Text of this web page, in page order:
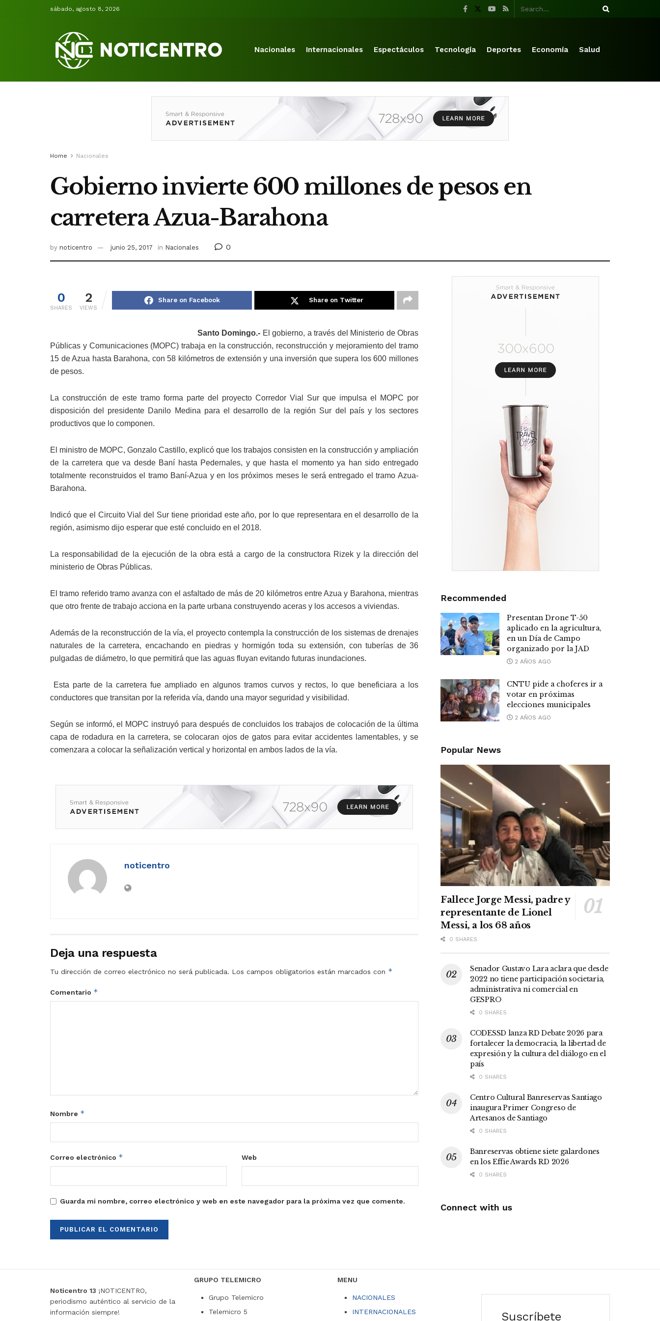
sábado, agosto 8, 2026
Nacionales Internacionales Espectáculos Tecnología Deportes Economía Salud
Home Nacionales
Gobierno invierte 600 millones de pesos en
carretera Azua-Barahona
by noticentro junio 25, 2017 in Nacionales 0
0
SHARES
2
VIEWS
Share on Facebook Share on Twitter
Santo Domingo.- El gobierno, a través del Ministerio de Obras
Públicas y Comunicaciones (MOPC) trabaja en la construcción, reconstrucción y mejoramiento del tramo
15 de Azua hasta Barahona, con 58 kilómetros de extensión y una inversión que supera los 600 millones
de pesos.
La construcción de este tramo forma parte del proyecto Corredor Vial Sur que impulsa el MOPC por
disposición del presidente Danilo Medina para el desarrollo de la región Sur del país y los sectores
productivos que lo componen.
El ministro de MOPC, Gonzalo Castillo, explicó que los trabajos consisten en la construcción y ampliación
de la carretera que va desde Baní hasta Pedernales, y que hasta el momento ya han sido entregado
totalmente reconstruidos el tramo Baní-Azua y en los próximos meses le será entregado el tramo Azua-
Barahona.
Indicó que el Circuito Vial del Sur tiene prioridad este año, por lo que representara en el desarrollo de la
región, asimismo dijo esperar que esté concluido en el 2018.
La responsabilidad de la ejecución de la obra está a cargo de la constructora Rizek y la dirección del
ministerio de Obras Públicas.
El tramo referido tramo avanza con el asfaltado de más de 20 kilómetros entre Azua y Barahona, mientras
que otro frente de trabajo acciona en la parte urbana construyendo aceras y los accesos a viviendas.
Además de la reconstrucción de la vía, el proyecto contempla la construcción de los sistemas de drenajes
naturales de la carretera, encachando en piedras y hormigón toda su extensión, con tuberías de 36
pulgadas de diámetro, lo que permitirá que las aguas fluyan evitando futuras inundaciones.
Esta parte de la carretera fue ampliado en algunos tramos curvos y rectos, lo que beneficiara a los
conductores que transitan por la referida vía, dando una mayor seguridad y visibilidad.
Según se informó, el MOPC instruyó para después de concluidos los trabajos de colocación de la última
capa de rodadura en la carretera, se colocaran ojos de gatos para evitar accidentes lamentables, y se
comenzara a colocar la señalización vertical y horizontal en ambos lados de la vía.
noticentro
Deja una respuesta
Tu dirección de correo electrónico no será publicada. Los campos obligatorios están marcados con *
Comentario *
Nombre *
Correo electrónico * Web
Guarda mi nombre, correo electrónico y web en este navegador para la próxima vez que comente.
Recommended
Presentan Drone T-50
aplicado en la agricultura,
en un Día de Campo
organizado por la JAD
2 AÑOS AGO
CNTU pide a choferes ir a
votar en próximas
elecciones municipales
2 AÑOS AGO
Popular News
Fallece Jorge Messi, padre y
representante de Lionel
Messi, a los 68 años
0 SHARES
Senador Gustavo Lara aclara que desde
2022 no tiene participación societaria,
administrativa ni comercial en
GESPRO
0 SHARES
CODESSD lanza RD Debate 2026 para
fortalecer la democracia, la libertad de
expresión y la cultura del diálogo en el
país
0 SHARES
Centro Cultural Banreservas Santiago
inaugura Primer Congreso de
Artesanos de Santiago
0 SHARES
Banreservas obtiene siete galardones
en los Effie Awards RD 2026
0 SHARES
Connect with us
Noticentro 13 ¡NOTICENTRO,
periodismo auténtico al servicio de la
información siempre!
GRUPO TELEMICRO
Grupo Telemicro
Telemicro 5
MENU
NACIONALES
INTERNACIONALES
Suscríbete